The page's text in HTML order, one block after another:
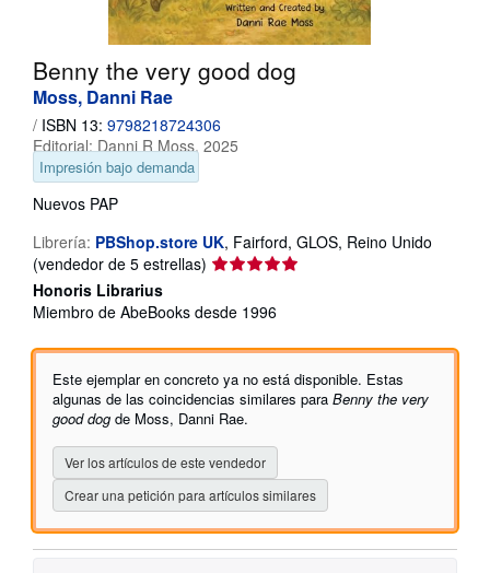
CERRAR
Benny the very good dog
Moss, Danni Rae
/ ISBN 13: 9798218724306
Editorial: Danni R Moss, 2025
Impresión bajo demanda
Nuevos PAP
Librería: PBShop.store UK, Fairford, GLOS, Reino Unido
(vendedor de 5 estrellas) Calificación
vendedor:
de
estrellas
Honoris Librarius
Miembro de AbeBooks desde 1996
Este ejemplar en concreto ya no está disponible. Estas
algunas de las coincidencias similares para Benny the very
good dog de Moss, Danni Rae.
Ver los artículos de este vendedor
Crear una petición para artículos similares